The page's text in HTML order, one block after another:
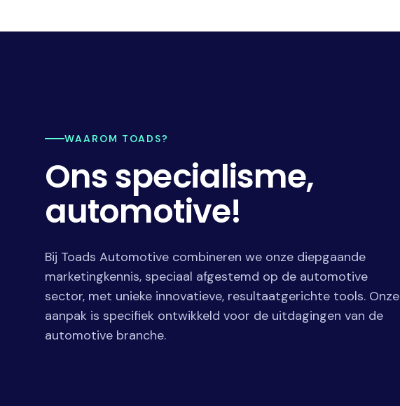
WAAROM TOADS?
Ons specialisme,
automotive!
Bij Toads Automotive combineren we onze diepgaande
marketingkennis, speciaal afgestemd op de automotive
sector, met unieke innovatieve, resultaatgerichte tools. Onze
aanpak is specifiek ontwikkeld voor de uitdagingen van de
automotive branche.